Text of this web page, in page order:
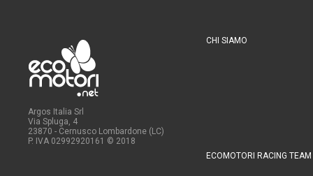
Argos Italia Srl
Via Spluga, 4
23870 - Cernusco Lombardone (LC)
P. IVA 02992920161 © 2018
CHI SIAMO
ECOMOTORI RACING TEAM